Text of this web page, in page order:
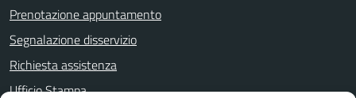
Prenotazione appuntamento
Segnalazione disservizio
Richiesta assistenza
Ufficio Stampa